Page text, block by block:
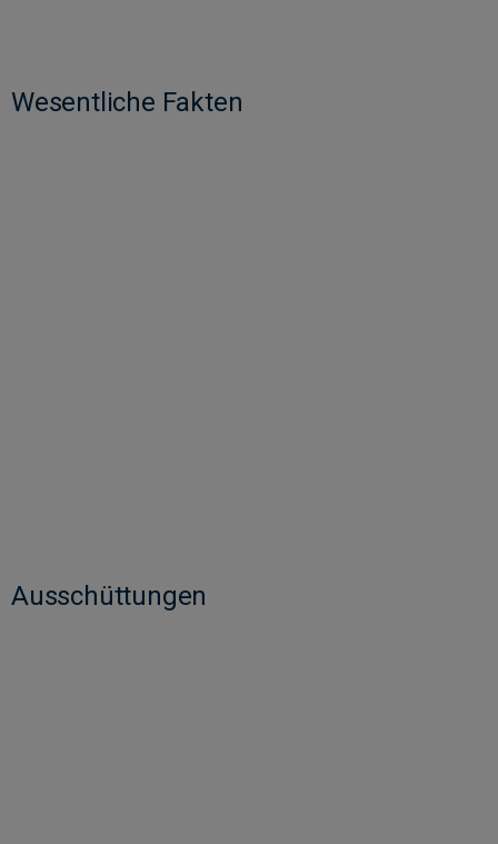
Wesentliche Fakten
Ausschüttungen